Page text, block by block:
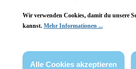
* Alle Preise inkl. gesetzl.
wenn nicht anders
Wir verwenden Cookies, damit du unsere
kannst. Mehr Informationen ...
Alle Cookies akzeptieren